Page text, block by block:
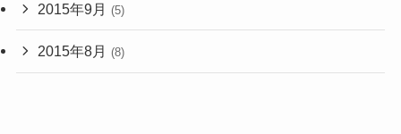
2015年9月 (5)
2015年8月 (8)